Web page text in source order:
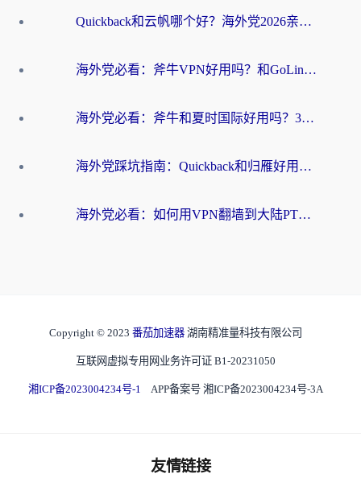
Quickback和云帆哪个好？海外党2026亲测指南：选对加速器大陆工具，无缝刷国内剧玩国服
海外党必看：斧牛VPN好用吗？和GoLinkVPN对比哪个回国效果更好？
海外党必看：斧牛和夏时国际好用吗？3步选对回国加速器，无缝刷国内资源
海外党踩坑指南：Quickback和归雁好用吗？选对加速器才能无缝刷国内资源
海外党必看：如何用VPN翻墙到大陆PTT？一篇解决你所有回国加速痛点
Copyright © 2023 番茄加速器 湖南精准量科技有限公司
互联网虚拟专用网业务许可证 B1-20231050
湘ICP备2023004234号-1 APP备案号 湘ICP备2023004234号-3A
友情链接